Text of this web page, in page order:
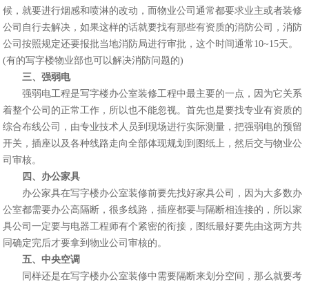
候，就要进行烟感和喷淋的改动，而物业公司通常都要求业主或者装修
公司自行去解决，如果这样的话就要找有那些有资质的消防公司，消防
公司按照规定还要报批当地消防局进行审批，这个时间通常10~15天。
(有的写字楼物业部也可以解决消防问题的)
三、强弱电
强弱电工程是写字楼办公室装修工程中最主要的一点，因为它关系
着整个公司的正常工作，所以也不能忽视。首先也是要找专业有资质的
综合布线公司，由专业技术人员到现场进行实际测量，把强弱电的预留
开关，插座以及各种线路走向全部体现规划到图纸上，然后交与物业公
司审核。
四、办公家具
办公家具在写字楼办公室装修前要先找好家具公司，因为大多数办
公室都需要办公高隔断，很多线路，插座都要与隔断相连接的，所以家
具公司一定要与电器工程师有个紧密的衔接，图纸最好要先由这两方共
同确定完后才要拿到物业公司审核的。
五、中央空调
同样还是在写字楼办公室装修中需要隔断来划分空间，那么就要考